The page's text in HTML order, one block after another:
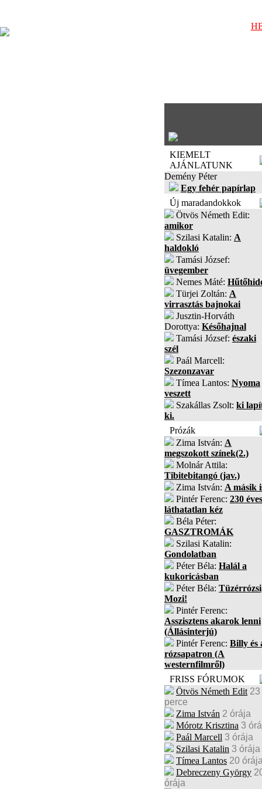
KIEMELT
AJÁNLATUNK
Demény Péter
Egy fehér papírlap
Új maradandokkok
Ötvös Németh Edit:
amikor
Szilasi Katalin: A
haldokló
Tamási József:
üvegember
Nemes Máté:
Türjei Zoltán: A
virrasztás bajnokai
Jusztin-Horváth
Dorottya: Későhajnal
Tamási József: északi
szél
Paál Marcell:
Szezonzavar
Tímea Lantos: Nyoma
veszett
Szakállas Zsolt: ki
ki.
Prózák
Zima István: A
megszokott színek(2.)
Molnár Attila:
Tibitebitangó (jav.)
Zima István: A másik
Pintér Ferenc: 230
láthatatlan kéz
Béla Péter:
GASZTROMÁK
Szilasi Katalin:
Gondolatban
Péter Béla: Halál a
kukoricásban
Péter Béla:
Mozi!
Pintér Ferenc:
Asszisztens akarok lenni
(Állásinterjú)
Pintér Ferenc: Billy és
rózsapatron (A
westernfilmről)
FRISS FÓRUMOK
Ötvös Németh Edit 23
perce
Zima István 2 órája
Mórotz Krisztina 3
Paál Marcell 3 órája
Szilasi Katalin 3 órája
Tímea Lantos 20 órája
Debreczeny György
órája